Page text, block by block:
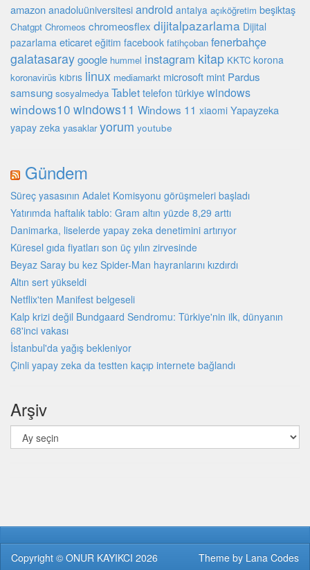
amazon anadoluüniversitesi android antalya açıköğretim beşiktaş
Chatgpt Chromeos chromeosflex dijitalpazarlama Dijital
pazarlama eticaret eğitim facebook fatihçoban fenerbahçe
galatasaraygoogle hummel instagram kitap KKTC korona
koronavirüs kıbrıs linux mediamarkt microsoft mint Pardus
samsung sosyalmedya Tablet telefon türkiyewindows
windows10 windows11 Windows 11 xiaomi Yapayzeka
yapay zeka yasaklar yorum youtube
Gündem
Süreç yasasının Adalet Komisyonu görüşmeleri başladı
Yatırımda haftalık tablo: Gram altın yüzde 8,29 arttı
Danimarka, liselerde yapay zeka denetimini artırıyor
Küresel gıda fiyatları son üç yılın zirvesinde
Beyaz Saray bu kez Spider-Man hayranlarını kızdırdı
Altın sert yükseldi
Netflix'ten Manifest belgeseli
Kalp krizi değil Bundgaard Sendromu: Türkiye'nin ilk, dünyanın
68'inci vakası
İstanbul'da yağış bekleniyor
Çinli yapay zeka da testten kaçıp internete bağlandı
Arşiv
Arşiv
Theme by Lana Codes
Copyright © ONUR KAYIKCI 2026